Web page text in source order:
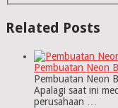
Related Posts
Pembuatan Neon
Pembuatan Neon
Apalagi saat ini
perusahaan …